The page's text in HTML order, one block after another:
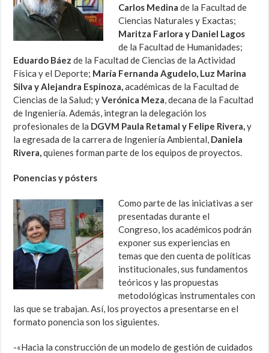
Carlos Medina de la Facultad de
Ciencias Naturales y Exactas;
Maritza Farlora y Daniel Lagos
de la Facultad de Humanidades;
Eduardo Báez de la Facultad de Ciencias de la Actividad
Física y el Deporte; María Fernanda Agudelo, Luz Marina
Silva y Alejandra Espinoza,académicas de la Facultad de
Ciencias de la Salud; yVerónica Meza, decana de la Facultad
de Ingeniería. Además, integran la delegación los
profesionales de la DGVM Paula Retamal y Felipe Rivera,y
la egresada de la carrera de Ingeniería Ambiental, Daniela
Rivera,quienes forman parte de los equipos de proyectos.
Ponencias y pósters
Como parte de las iniciativas a ser
presentadas durante el
Congreso, los académicos podrán
exponer sus experiencias en
temas que den cuenta de políticas
institucionales, sus fundamentos
teóricos y las propuestas
metodológicas instrumentales con
las que se trabajan. Así, los proyectos a presentarse en el
formato ponencia son los siguientes.
-«Hacia la construcción de un modelo de gestión de cuidados